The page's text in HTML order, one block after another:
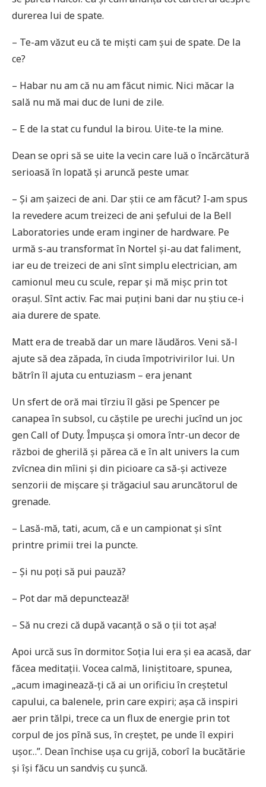
durerea lui de spate.
– Te-am văzut eu că te miști cam șui de spate. De la
ce?
– Habar nu am că nu am făcut nimic. Nici măcar la
sală nu mă mai duc de luni de zile.
– E de la stat cu fundul la birou. Uite-te la mine.
Dean se opri să se uite la vecin care luă o încărcătură
serioasă în lopată și aruncă peste umar.
– Și am șaizeci de ani. Dar știi ce am făcut? I-am spus
la revedere acum treizeci de ani șefului de la Bell
Laboratories unde eram inginer de hardware. Pe
urmă s-au transformat în Nortel și-au dat faliment,
iar eu de treizeci de ani sînt simplu electrician, am
camionul meu cu scule, repar și mă mișc prin tot
orașul. Sînt activ. Fac mai puțini bani dar nu știu ce-i
aia durere de spate.
Matt era de treabă dar un mare lăudăros. Veni să-l
ajute să dea zăpada, în ciuda împotrivirilor lui. Un
bătrîn îl ajuta cu entuziasm – era jenant
Un sfert de oră mai tîrziu îl găsi pe Spencer pe
canapea în subsol, cu căștile pe urechi jucînd un joc
gen Call of Duty. Împușca și omora într-un decor de
război de gherilă și părea că e în alt univers la cum
zvîcnea din mîini și din picioare ca să-și activeze
senzorii de mișcare și trăgaciul sau aruncătorul de
grenade.
– Lasă-mă, tati, acum, că e un campionat și sînt
printre primii trei la puncte.
– Și nu poți să pui pauză?
– Pot dar mă depunctează!
– Să nu crezi că după vacanță o să o ții tot așa!
Apoi urcă sus în dormitor. Soția lui era și ea acasă, dar
făcea meditații. Vocea calmă, liniștitoare, spunea,
„acum imaginează-ți că ai un orificiu în creștetul
capului, ca balenele, prin care expiri; așa că inspiri
aer prin tălpi, trece ca un flux de energie prin tot
corpul de jos pînă sus, în creștet, pe unde îl expiri
ușor…”. Dean închise ușa cu grijă, coborî la bucătărie
și își făcu un sandviș cu șuncă.